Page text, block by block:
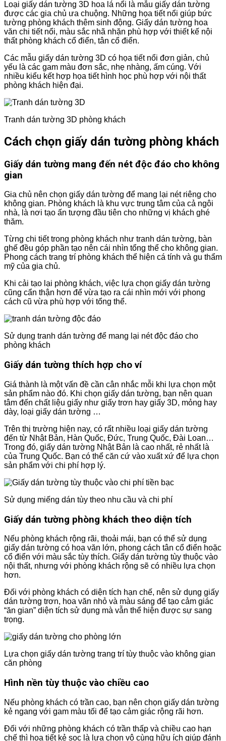
Loại giấy dán tường 3D hoa lá nổi là mẫu giấy dán tường
được các gia chủ ưa chuộng. Những họa tiết nổi giúp bức
tường phòng khách thêm sinh động. Giấy dán tường hoa
văn chi tiết nổi, màu sắc nhã nhặn phù hợp với thiết kế nội
thất phòng khách cổ điển, tân cổ điển.
Các mẫu giấy dán tường 3D có họa tiết nổi đơn giản, chủ
yếu là các gam màu đơn sắc, nhẹ nhàng, ấm cúng. Với
nhiều kiểu kết hợp họa tiết hình học phù hợp với nội thất
phòng khách hiện đại.
Tranh dán tường 3D phòng khách
Cách chọn giấy dán tường phòng khách
Giấy dán tường mang đến nét độc đáo cho không
gian
Gia chủ nên chọn giấy dán tường để mang lại nét riêng cho
không gian. Phòng khách là khu vực trung tâm của cả ngôi
nhà, là nơi tạo ấn tượng đầu tiên cho những vị khách ghé
thăm.
Từng chi tiết trong phòng khách như tranh dán tường, bàn
ghế đều góp phần tạo nên cái nhìn tổng thể cho không gian.
Phong cách trang trí phòng khách thể hiện cá tính và gu thẩm
mỹ của gia chủ.
Khi cải tạo lại phòng khách, việc lựa chọn giấy dán tường
cũng cẩn thận hơn để vừa tạo ra cái nhìn mới với phong
cách cũ vừa phù hợp với tổng thể.
Sử dụng tranh dán tường để mang lại nét độc đáo cho
phòng khách
Giấy dán tường thích hợp cho ví
Giá thành là một vấn đề cần cân nhắc mỗi khi lựa chọn một
sản phẩm nào đó. Khi chọn giấy dán tường, bạn nên quan
tâm đến chất liệu giấy như giấy trơn hay giấy 3D, mỏng hay
dày, loại giấy dán tường …
Trên thị trường hiện nay, có rất nhiều loại giấy dán tường
đến từ Nhật Bản, Hàn Quốc, Đức, Trung Quốc, Đài Loan…
Trong đó, giấy dán tường Nhật Bản là cao nhất, rẻ nhất là
của Trung Quốc. Bạn có thể căn cứ vào xuất xứ để lựa chọn
sản phẩm với chi phí hợp lý.
Sử dụng miếng dán tùy theo nhu cầu và chi phí
Giấy dán tường phòng khách theo diện tích
Nếu phòng khách rộng rãi, thoải mái, bạn có thể sử dụng
giấy dán tường có hoa văn lớn, phong cách tân cổ điển hoặc
cổ điển với màu sắc tùy thích. Giấy dán tường tùy thuộc vào
nội thất, nhưng với phòng khách rộng sẽ có nhiều lựa chọn
hơn.
Đối với phòng khách có diện tích hạn chế, nên sử dụng giấy
dán tường trơn, hoa văn nhỏ và màu sáng để tạo cảm giác
“ăn gian” diện tích sử dụng mà vẫn thể hiện được sự sang
trọng.
Lựa chọn giấy dán tường trang trí tùy thuộc vào không gian
căn phòng
Hình nền tùy thuộc vào chiều cao
Nếu phòng khách có trần cao, bạn nên chọn giấy dán tường
kẻ ngang với gam màu tối để tạo cảm giác rộng rãi hơn.
Đối với những phòng khách có trần thấp và chiều cao hạn
chế thì họa tiết kẻ sọc là lựa chọn vô cùng hữu ích giúp đánh